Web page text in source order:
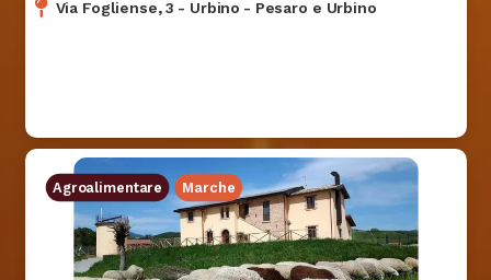
Via Fogliense, 3 - Urbino - Pesaro e Urbino
Agroalimentare Marche